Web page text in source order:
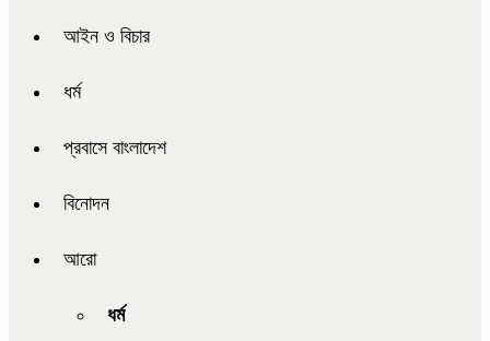
আইন ও বিচার
ধর্ম
প্রবাসে বাংলাদেশ
বিনোদন
আরো
ধর্ম